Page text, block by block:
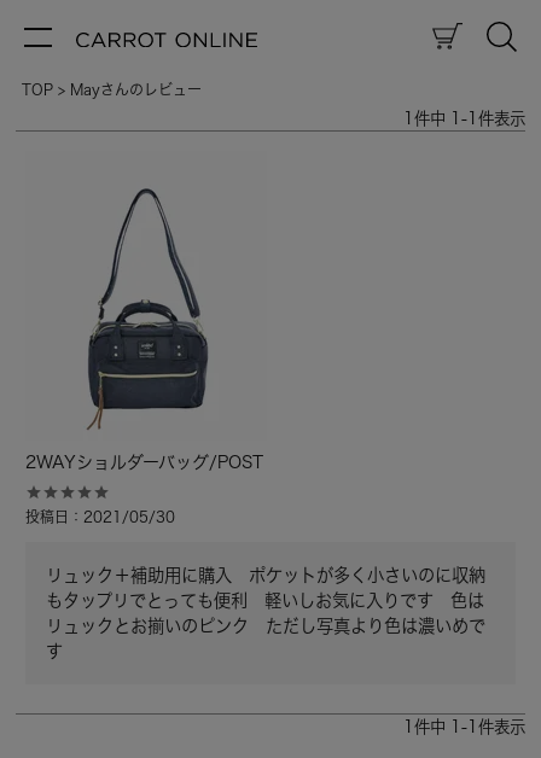
TOP Mayさんのレビュー
件中 -1 件表示
2WAYショルダーバッグ/POST
投稿日 2021/05/30
リュック＋補助用に購入　ポケットが多く小さいのに収納
もタップリでとっても便利　軽いしお気に入りです　色は
リュックとお揃いのピンク　ただし写真より色は濃いめで
す
件中 -1 件表示